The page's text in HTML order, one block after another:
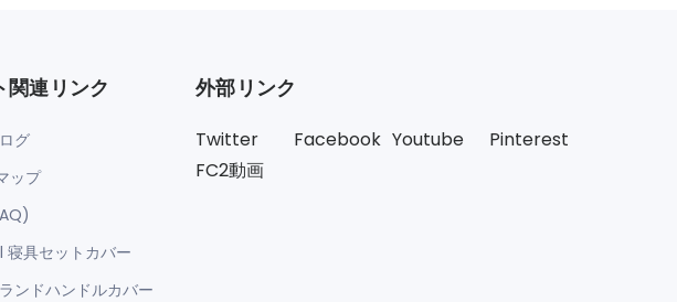
関連リンク
グ
ップ
具セットカバー
ンドハンドルカバー
外部リンク
Twitter Facebook Youtube
Pinterest
FC2動画